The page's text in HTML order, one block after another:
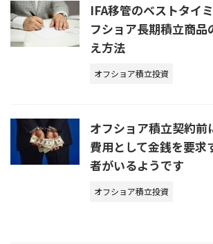
IFA移管のベストタイ
フショア長期積立商品
え方法
オフショア積立投資
オフショア積立契約前
費用として金銭を要求
者がいるようです
オフショア積立投資